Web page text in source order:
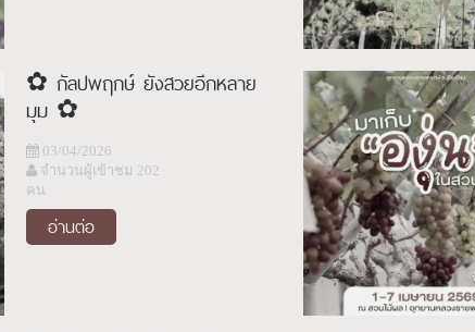
✿ กัลปพฤกษ์ ยังสวยอีกหลาย
มุม ✿
03/04/2026
จำนวนผู้เข้าชม 202
คน
อ่านต่อ